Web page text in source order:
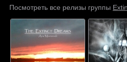
Посмотреть все релизы группы